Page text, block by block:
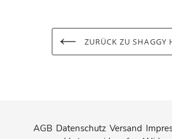
ZURÜCK ZU SHAGGY
AGB Datenschutz Versand